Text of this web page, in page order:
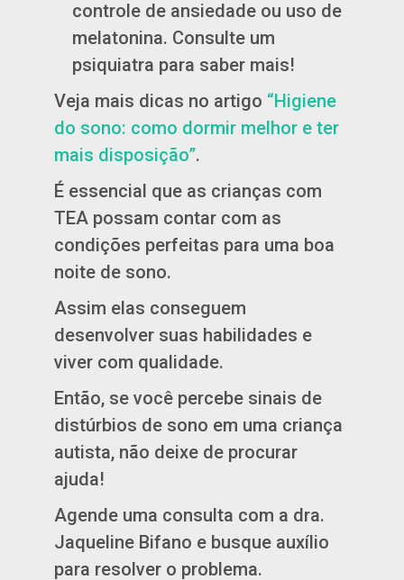
controle de ansiedade ou uso de
melatonina. Consulte um
psiquiatra para saber mais!
Veja mais dicas no artigo “Higiene
do sono: como dormir melhor e ter
mais disposição”.
É essencial que as crianças com
TEA possam contar com as
condições perfeitas para uma boa
noite de sono.
Assim elas conseguem
desenvolver suas habilidades e
viver com qualidade.
Então, se você percebe sinais de
distúrbios de sono em uma criança
autista, não deixe de procurar
ajuda!
Agende uma consulta com a dra.
Jaqueline Bifano e busque auxílio
para resolver o problema.